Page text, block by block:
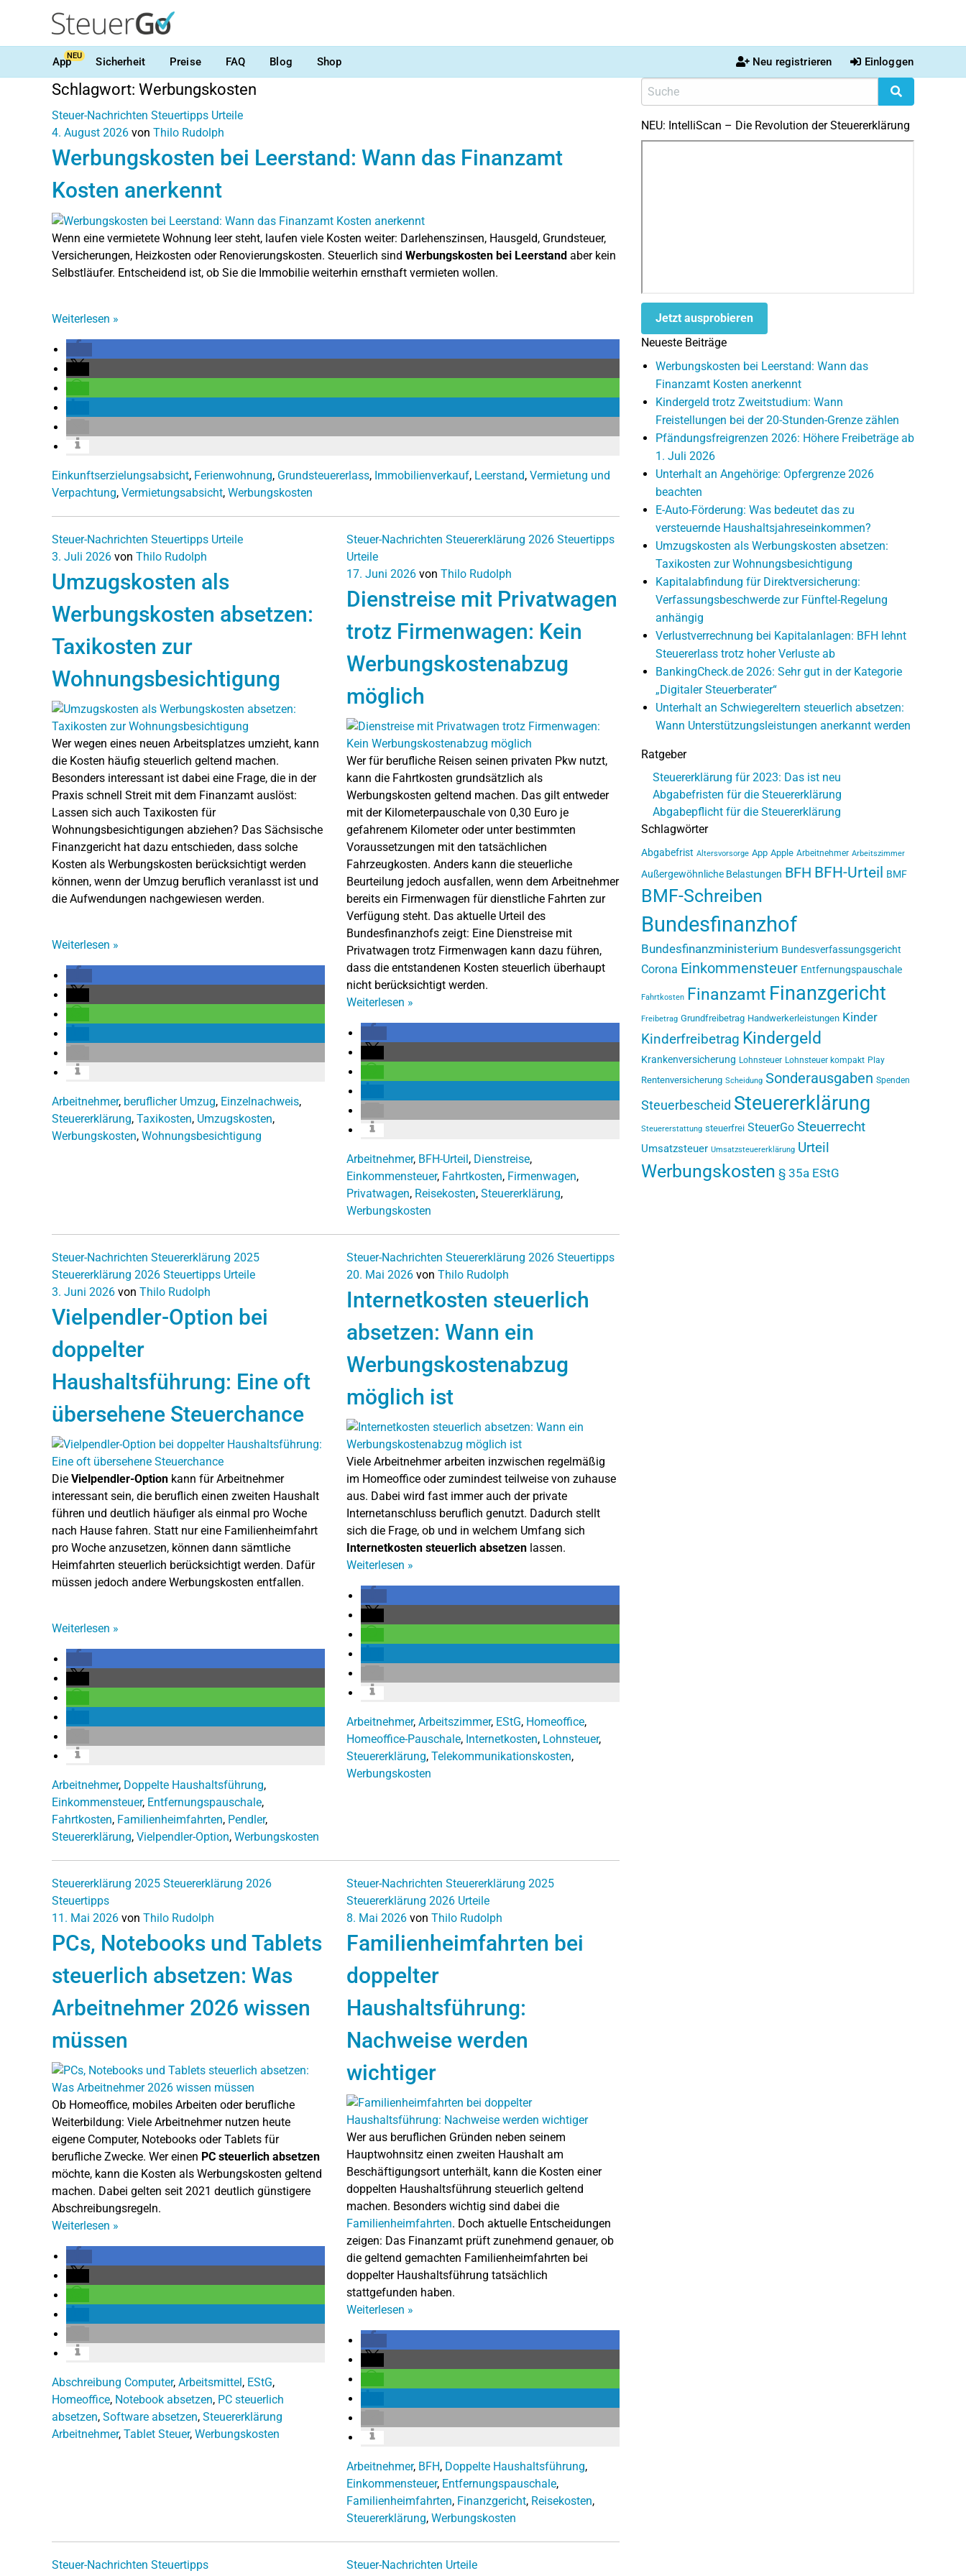
AppNEU Sicherheit Preise FAQ Blog Shop Neu registrieren Einloggen
Schlagwort: Werbungskosten
Steuer-Nachrichten Steuertipps Urteile
4. August 2026 von Thilo Rudolph
Werbungskosten bei Leerstand: Wann das Finanzamt
Kosten anerkennt
Wenn eine vermietete Wohnung leer steht, laufen viele Kosten weiter: Darlehenszinsen, Hausgeld, Grundsteuer,
Versicherungen, Heizkosten oder Renovierungskosten. Steuerlich sind Werbungskosten bei Leerstand aber kein
Selbstläufer. Entscheidend ist, ob Sie die Immobilie weiterhin ernsthaft vermieten wollen.
Weiterlesen »
Einkunftserzielungsabsicht, Ferienwohnung, Grundsteuererlass, Immobilienverkauf, Leerstand, Vermietung und
Verpachtung, Vermietungsabsicht, Werbungskosten
Steuer-Nachrichten Steuertipps Urteile
3. Juli 2026 von Thilo Rudolph
Umzugskosten als
Werbungskosten absetzen:
Taxikosten zur
Wohnungsbesichtigung
Wer wegen eines neuen Arbeitsplatzes umzieht, kann
die Kosten häufig steuerlich geltend machen.
Besonders interessant ist dabei eine Frage, die in der
Praxis schnell Streit mit dem Finanzamt auslöst:
Lassen sich auch Taxikosten für
Wohnungsbesichtigungen abziehen? Das Sächsische
Finanzgericht hat dazu entschieden, dass solche
Kosten als Werbungskosten berücksichtigt werden
können, wenn der Umzug beruflich veranlasst ist und
die Aufwendungen nachgewiesen werden.
Weiterlesen »
Arbeitnehmer, beruflicher Umzug, Einzelnachweis,
Steuererklärung, Taxikosten, Umzugskosten,
Werbungskosten, Wohnungsbesichtigung
Steuer-Nachrichten Steuererklärung 2026 Steuertipps
Urteile
17. Juni 2026 von Thilo Rudolph
Dienstreise mit Privatwagen
trotz Firmenwagen: Kein
Werbungskostenabzug
möglich
Wer für berufliche Reisen seinen privaten Pkw nutzt,
kann die Fahrtkosten grundsätzlich als
Werbungskosten geltend machen. Das gilt entweder
mit der Kilometerpauschale von 0,30 Euro je
gefahrenem Kilometer oder unter bestimmten
Voraussetzungen mit den tatsächlichen
Fahrzeugkosten. Anders kann die steuerliche
Beurteilung jedoch ausfallen, wenn dem Arbeitnehmer
bereits ein Firmenwagen für dienstliche Fahrten zur
Verfügung steht. Das aktuelle Urteil des
Bundesfinanzhofs zeigt: Eine Dienstreise mit
Privatwagen trotz Firmenwagen kann dazu führen,
dass die entstandenen Kosten steuerlich überhaupt
nicht berücksichtigt werden.
Weiterlesen »
Arbeitnehmer, BFH-Urteil, Dienstreise,
Einkommensteuer, Fahrtkosten, Firmenwagen,
Privatwagen, Reisekosten, Steuererklärung,
Werbungskosten
Steuer-Nachrichten Steuererklärung 2025
Steuererklärung 2026 Steuertipps Urteile
3. Juni 2026 von Thilo Rudolph
Vielpendler-Option bei
doppelter
Haushaltsführung: Eine oft
übersehene Steuerchance
Die Vielpendler-Option kann für Arbeitnehmer
interessant sein, die beruflich einen zweiten Haushalt
führen und deutlich häufiger als einmal pro Woche
nach Hause fahren. Statt nur eine Familienheimfahrt
pro Woche anzusetzen, können dann sämtliche
Heimfahrten steuerlich berücksichtigt werden. Dafür
müssen jedoch andere Werbungskosten entfallen.
Weiterlesen »
Arbeitnehmer, Doppelte Haushaltsführung,
Einkommensteuer, Entfernungspauschale,
Fahrtkosten, Familienheimfahrten, Pendler,
Steuererklärung, Vielpendler-Option, Werbungskosten
Steuer-Nachrichten Steuererklärung 2026 Steuertipps
20. Mai 2026 von Thilo Rudolph
Internetkosten steuerlich
absetzen: Wann ein
Werbungskostenabzug
möglich ist
Viele Arbeitnehmer arbeiten inzwischen regelmäßig
im Homeoffice oder zumindest teilweise von zuhause
aus. Dabei wird fast immer auch der private
Internetanschluss beruflich genutzt. Dadurch stellt
sich die Frage, ob und in welchem Umfang sich
Internetkosten steuerlich absetzen lassen.
Weiterlesen »
Arbeitnehmer, Arbeitszimmer, EStG, Homeoffice,
Homeoffice-Pauschale, Internetkosten, Lohnsteuer,
Steuererklärung, Telekommunikationskosten,
Werbungskosten
Steuererklärung 2025 Steuererklärung 2026
Steuertipps
11. Mai 2026 von Thilo Rudolph
PCs, Notebooks und Tablets
steuerlich absetzen: Was
Arbeitnehmer 2026 wissen
müssen
Ob Homeoffice, mobiles Arbeiten oder berufliche
Weiterbildung: Viele Arbeitnehmer nutzen heute
eigene Computer, Notebooks oder Tablets für
berufliche Zwecke. Wer einen PC steuerlich absetzen
möchte, kann die Kosten als Werbungskosten geltend
machen. Dabei gelten seit 2021 deutlich günstigere
Abschreibungsregeln.
Weiterlesen »
Abschreibung Computer, Arbeitsmittel, EStG,
Homeoffice, Notebook absetzen, PC steuerlich
absetzen, Software absetzen, Steuererklärung
Arbeitnehmer, Tablet Steuer, Werbungskosten
Steuer-Nachrichten Steuererklärung 2025
Steuererklärung 2026 Urteile
8. Mai 2026 von Thilo Rudolph
Familienheimfahrten bei
doppelter
Haushaltsführung:
Nachweise werden
wichtiger
Wer aus beruflichen Gründen neben seinem
Hauptwohnsitz einen zweiten Haushalt am
Beschäftigungsort unterhält, kann die Kosten einer
doppelten Haushaltsführung steuerlich geltend
machen. Besonders wichtig sind dabei die
Familienheimfahrten. Doch aktuelle Entscheidungen
zeigen: Das Finanzamt prüft zunehmend genauer, ob
die geltend gemachten Familienheimfahrten bei
doppelter Haushaltsführung tatsächlich
stattgefunden haben.
Weiterlesen »
Arbeitnehmer, BFH, Doppelte Haushaltsführung,
Einkommensteuer, Entfernungspauschale,
Familienheimfahrten, Finanzgericht, Reisekosten,
Steuererklärung, Werbungskosten
Steuer-Nachrichten Steuertipps
Steuer-Nachrichten Urteile
NEU: IntelliScan – Die Revolution der Steuererklärung
Jetzt ausprobieren
Neueste Beiträge
Werbungskosten bei Leerstand: Wann das
Finanzamt Kosten anerkennt
Kindergeld trotz Zweitstudium: Wann
Freistellungen bei der 20-Stunden-Grenze zählen
Pfändungsfreigrenzen 2026: Höhere Freibeträge ab
1. Juli 2026
Unterhalt an Angehörige: Opfergrenze 2026
beachten
E-Auto-Förderung: Was bedeutet das zu
versteuernde Haushaltsjahreseinkommen?
Umzugskosten als Werbungskosten absetzen:
Taxikosten zur Wohnungsbesichtigung
Kapitalabfindung für Direktversicherung:
Verfassungsbeschwerde zur Fünftel-Regelung
anhängig
Verlustverrechnung bei Kapitalanlagen: BFH lehnt
Steuererlass trotz hoher Verluste ab
BankingCheck.de 2026: Sehr gut in der Kategorie
„Digitaler Steuerberater“
Unterhalt an Schwiegereltern steuerlich absetzen:
Wann Unterstützungsleistungen anerkannt werden
Ratgeber
Steuererklärung für 2023: Das ist neu
Abgabefristen für die Steuererklärung
Abgabepflicht für die Steuererklärung
Schlagwörter
Abgabefrist Altersvorsorge App Apple Arbeitnehmer Arbeitszimmer
Außergewöhnliche Belastungen BFH BFH-Urteil BMF
BMF-Schreiben
Bundesfinanzhof
Bundesfinanzministerium Bundesverfassungsgericht
Corona Einkommensteuer Entfernungspauschale
Fahrtkosten Finanzamt Finanzgericht
Freibetrag Grundfreibetrag Handwerkerleistungen Kinder
Kinderfreibetrag Kindergeld
Krankenversicherung Lohnsteuer Lohnsteuer kompakt Play
Rentenversicherung Scheidung Sonderausgaben Spenden
Steuerbescheid Steuererklärung
Steuererstattung steuerfrei SteuerGo Steuerrecht
Umsatzsteuer Umsatzsteuererklärung Urteil
Werbungskosten § 35a EStG